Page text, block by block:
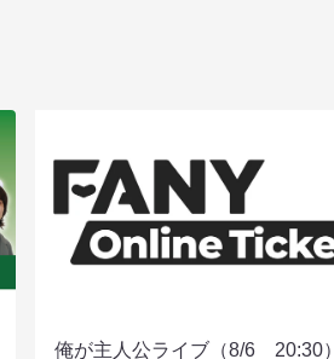
俺が主人公ライブ（8/6 20:30）